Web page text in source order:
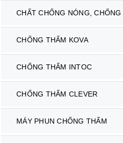
CHẤT CHỐNG NÓNG,
CHỐNG THẤM KOVA
CHỐNG THẤM INTOC
CHỐNG THẤM CLEVER
MÁY PHUN CHỐNG THẤM